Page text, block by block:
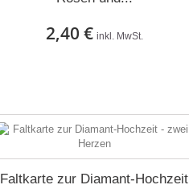
2,40 € inkl. MwSt.
Faltkarte zur Diamant-Hochzeit